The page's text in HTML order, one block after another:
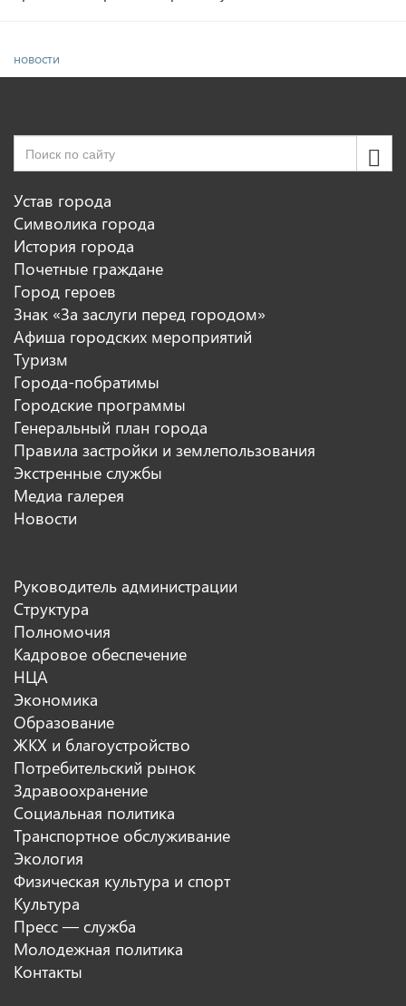
новости
Устав города
Символика города
История города
Почетные граждане
Город героев
Знак «За заслуги перед городом»
Афиша городских мероприятий
Туризм
Города-побратимы
Городские программы
Генеральный план города
Правила застройки и землепользования
Экстренные службы
Медиа галерея
Новости
Руководитель администрации
Структура
Полномочия
Кадровое обеспечение
НЦА
Экономика
Образование
ЖКХ и благоустройство
Потребительский рынок
Здравоохранение
Социальная политика
Транспортное обслуживание
Экология
Физическая культура и спорт
Культура
Пресс — служба
Молодежная политика
Контакты